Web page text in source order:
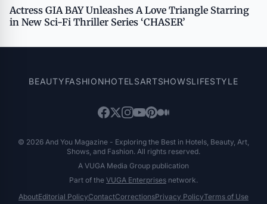
Actress GIA BAY Unleashes A Love Triangle Starring
in New Sci-Fi Thriller Series ‘CHASER’
BEAUTYFASHIONHOTELSARTSHOWSLIFESTYLE
© 2026 And You Magazine - Exploring the Best in Hotels, Beauty, Art,
Shows, and Fashion. All rights reserved.
A VUGA Media Group publication
Part of the VUGA Enterprises network.
AboutEditorial PolicyContactCorrectionsPrivacy PolicyTerms of Use